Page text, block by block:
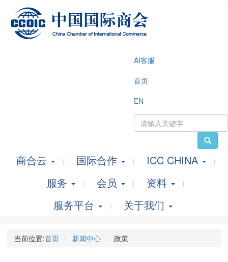
AI客服
首页
EN
商合云 国际合作
ICC CHINA
服务
会员
资料
服务平台
关于我们
当前位置:首页 新闻中心 政策